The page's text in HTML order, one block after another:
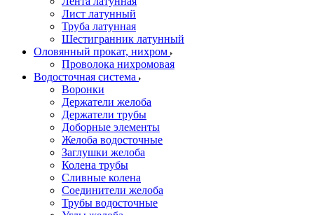
Лист латунный
Труба латунная
Шестигранник латунный
Оловянный прокат, нихром
Проволока нихромовая
Водосточная система
Воронки
Держатели желоба
Держатели трубы
Доборные элементы
Желоба водосточные
Заглушки желоба
Колена трубы
Сливные колена
Соединители желоба
Трубы водосточные